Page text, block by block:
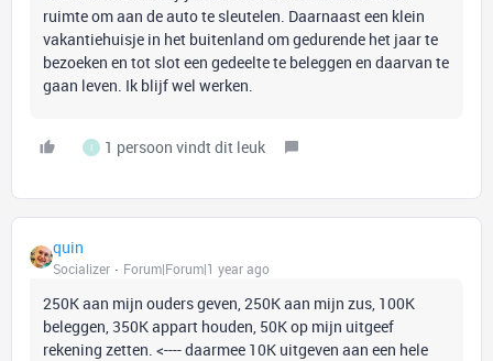
ruimte om aan de auto te sleutelen. Daarnaast een klein
vakantiehuisje in het buitenland om gedurende het jaar te
bezoeken en tot slot een gedeelte te beleggen en daarvan te
gaan leven. Ik blijf wel werken.
I 1 persoon vindt dit leuk
quin
Socializer Forum|Forum|1 year ago
250K aan mijn ouders geven, 250K aan mijn zus, 100K
beleggen, 350K appart houden, 50K op mijn uitgeef
rekening zetten. <---- daarmee 10K uitgeven aan een hele